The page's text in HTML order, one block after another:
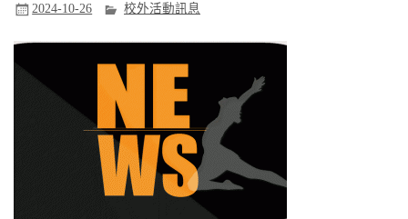
2024-10-26 校外活動訊息